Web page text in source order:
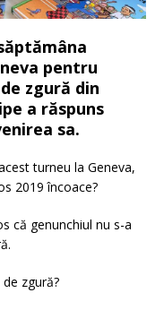
pentru
zgură din
a răspuns
sa.
turneu la Geneva,
2019 încoace?
că genunchiul nu s-a
zgură?